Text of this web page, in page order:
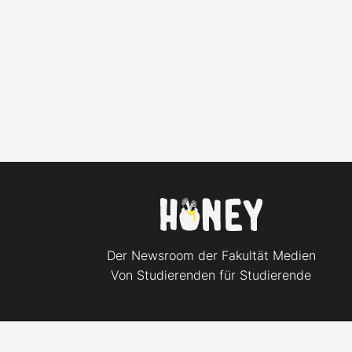
Der Newsroom der Fakultät Medien
Von Studierenden für Studierende